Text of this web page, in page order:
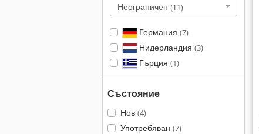
Неограничен (11)
Германия (7)
Нидерландия (3)
Гърция (1)
Състояние
Нов (4)
Употребяван (7)